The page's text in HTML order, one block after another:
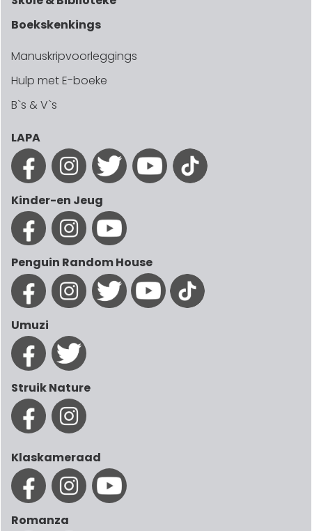
Boekskenkings
Manuskripvoorleggings
Hulp met E-boeke
B`s & V`s
LAPA
Kinder-en Jeug
Penguin Random House
Umuzi
Struik Nature
Klaskameraad
Romanza